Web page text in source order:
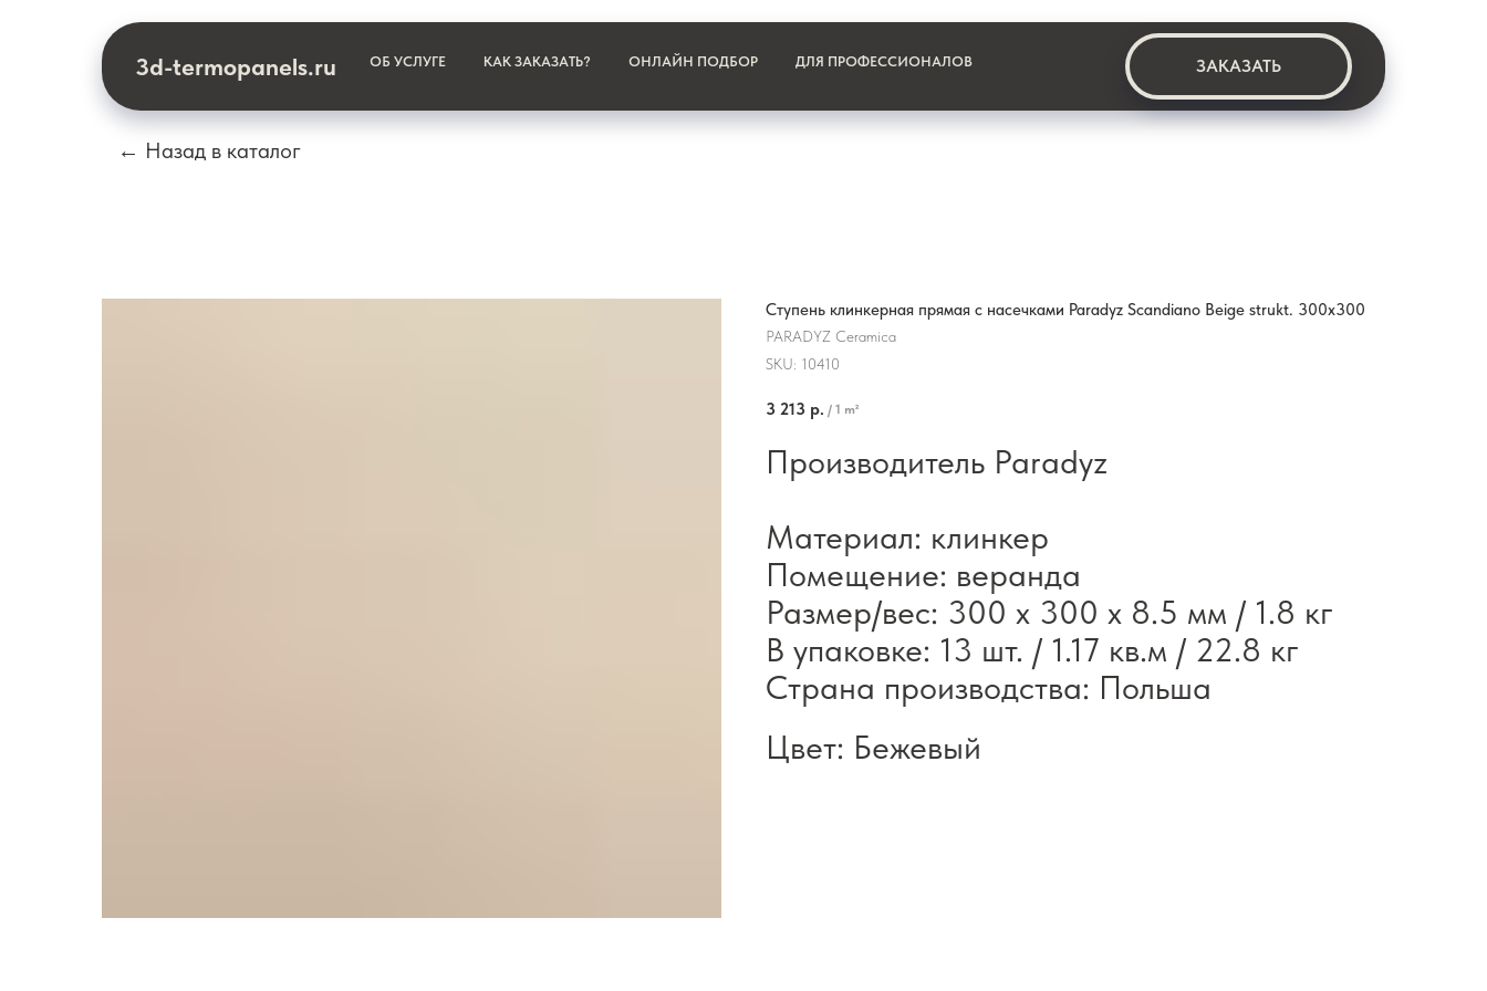
3d-termopanels.ru ОБ УСЛУГЕ КАК ЗАКАЗАТЬ? ОНЛАЙН ПОДБОР ДЛЯ ПРОФЕССИОНАЛОВ ЗАКАЗАТЬ
← Назад в каталог
Ступень клинкерная прямая с насечками Paradyz Scandiano Beige strukt. 300x300
PARADYZ Ceramica
SKU: 10410
3 213 р. / 1 m²
Производитель Paradyz
Материал: клинкер
Помещение: веранда
Размер/вес: 300 x 300 x 8.5 мм / 1.8 кг
В упаковке: 13 шт. / 1.17 кв.м / 22.8 кг
Страна производства: Польша
Цвет: Бежевый